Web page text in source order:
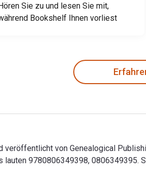
Sie zu und lesen Sie mit,
Bookshelf Ihnen vorliest
von Genealogical
9780806349398, 0806349395.